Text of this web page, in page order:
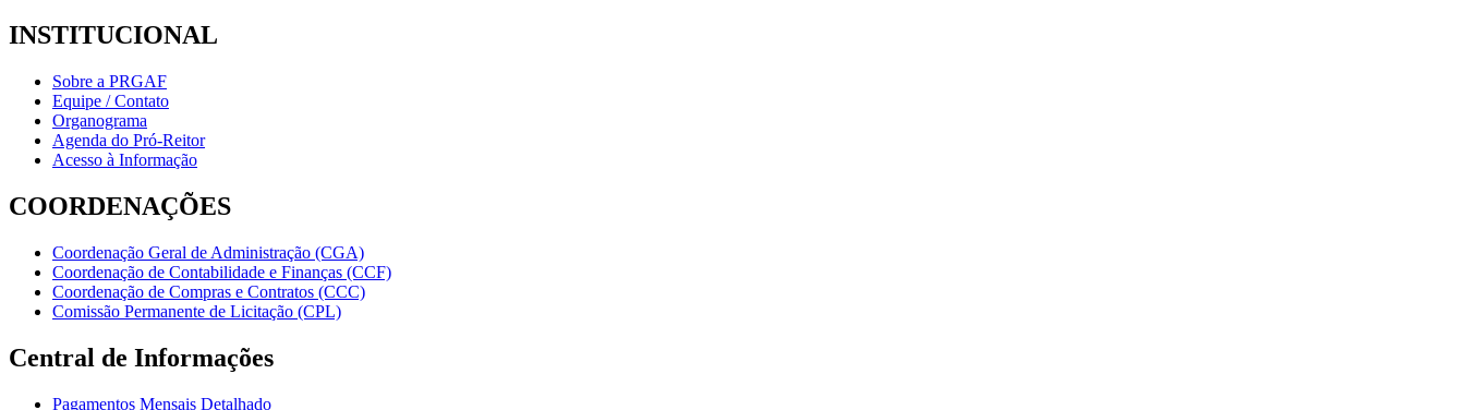
INSTITUCIONAL
Sobre a PRGAF
Equipe / Contato
Organograma
Agenda do Pró-Reitor
Acesso à Informação
COORDENAÇÕES
Coordenação Geral de Administração (CGA)
Coordenação de Contabilidade e Finanças (CCF)
Coordenação de Compras e Contratos (CCC)
Comissão Permanente de Licitação (CPL)
Central de Informações
Pagamentos Mensais Detalhado